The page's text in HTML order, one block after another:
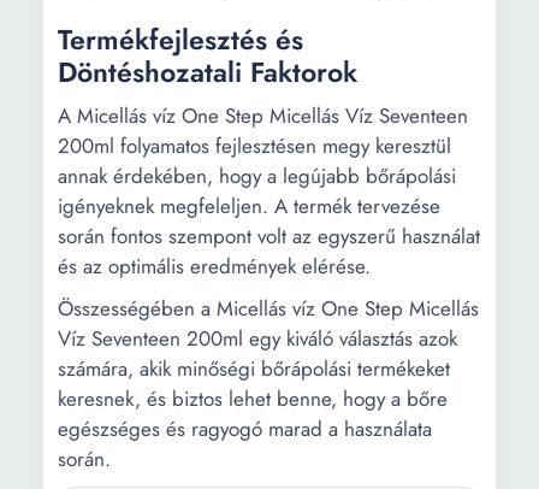
Termékfejlesztés és
Döntéshozatali Faktorok
A Micellás víz One Step Micellás Víz Seventeen
200ml folyamatos fejlesztésen megy keresztül
annak érdekében, hogy a legújabb bőrápolási
igényeknek megfeleljen. A termék tervezése
során fontos szempont volt az egyszerű használat
és az optimális eredmények elérése.
Összességében a Micellás víz One Step Micellás
Víz Seventeen 200ml egy kiváló választás azok
számára, akik minőségi bőrápolási termékeket
keresnek, és biztos lehet benne, hogy a bőre
egészséges és ragyogó marad a használata
során.